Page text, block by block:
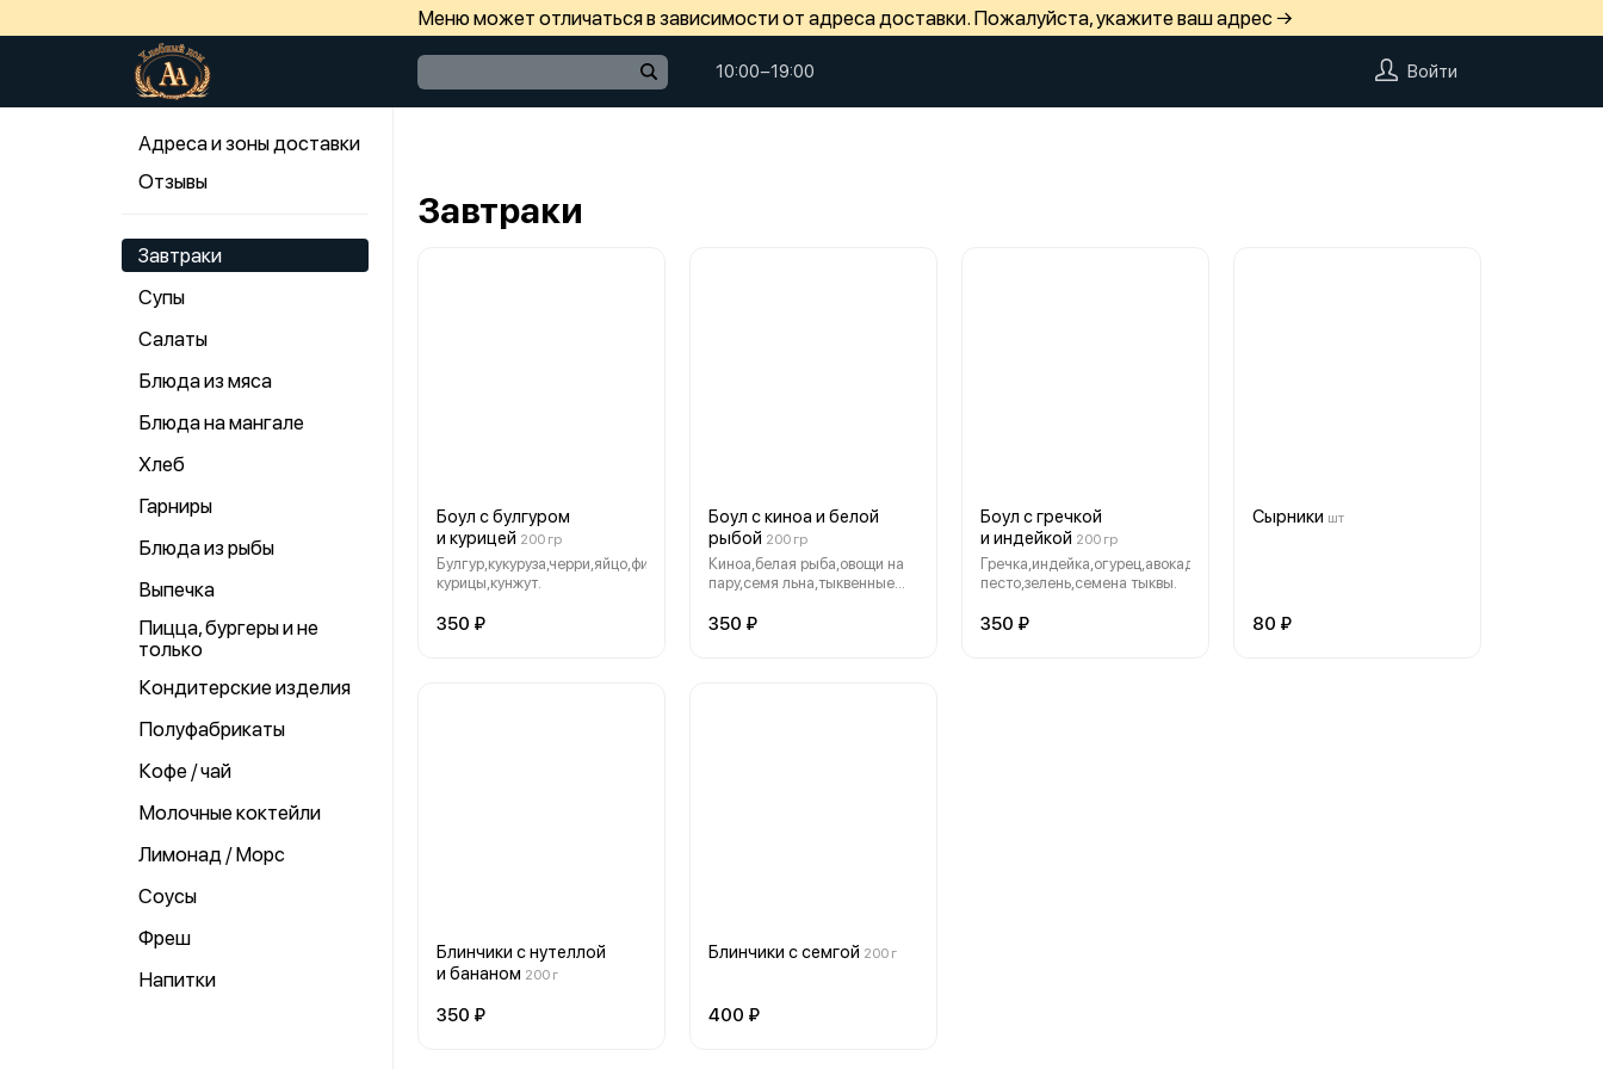
Меню может отличаться в зависимости от адреса доставки. Пожалуйста, укажите ваш адрес →
10:00−19:00 Войти
Адреса и зоны доставки
Отзывы
Завтраки
Супы
Салаты
Блюда из мяса
Блюда на мангале
Хлеб
Гарниры
Блюда из рыбы
Выпечка
Пицца, бургеры и не
только
Кондитерские изделия
Полуфабрикаты
Кофе / чай
Молочные коктейли
Лимонад / Морс
Соусы
Фреш
Напитки
Завтраки
Боул с булгуром
и курицей 200 гр
Булгур,кукуруза,черри,яйцо,филе
курицы,кунжут.
350 ₽
Боул с киноа и белой
рыбой 200 гр
Киноа,белая рыба,овощи на
пару,семя льна,тыквенные
350 ₽
Боул с гречкой
и индейкой 200 гр
Гречка,индейка,огурец,авокадо,рукола,соус
песто,зелень,семена тыквы.
350 ₽
Сырники шт
80 ₽
Блинчики с нутеллой
и бананом 200 г
350 ₽
Блинчики с семгой 200 г
400 ₽